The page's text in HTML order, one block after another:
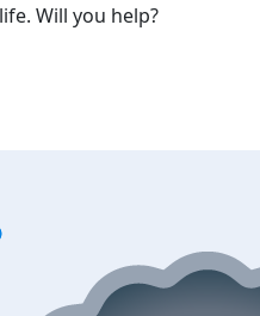
Will you help?